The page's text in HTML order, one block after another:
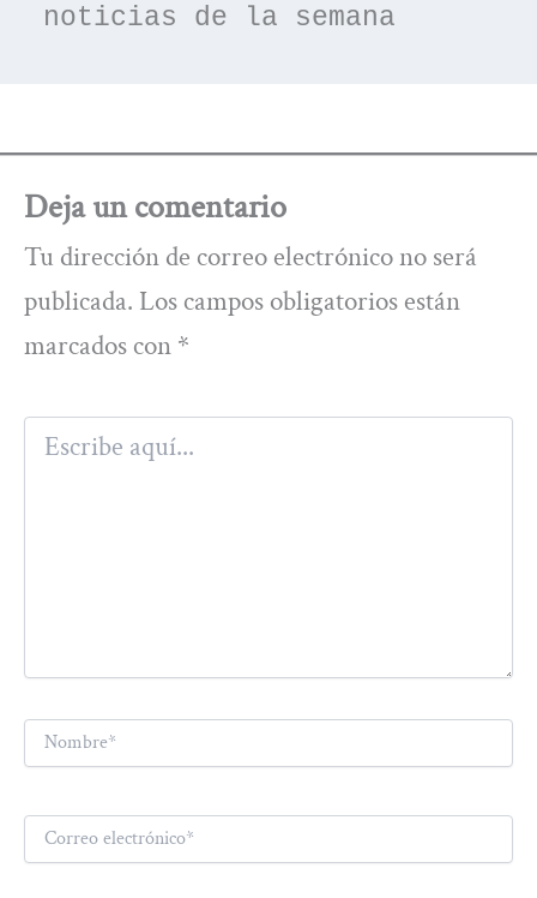
noticias de la semana
Deja un comentario
Tu dirección de correo electrónico no será
publicada. Los campos obligatorios están
marcados con *
Escribe
aquí...
Nombre*
Correo
electrónico*